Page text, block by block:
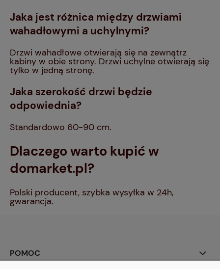
Jaka jest różnica między drzwiami
wahadłowymi a uchylnymi?
Drzwi wahadłowe otwierają się na zewnątrz
kabiny w obie strony. Drzwi uchylne otwierają się
tylko w jedną stronę.
Jaka szerokość drzwi będzie
odpowiednia?
Standardowo 60-90 cm.
Dlaczego warto kupić w
domarket.pl?
Polski producent, szybka wysyłka w 24h,
gwarancja.
POMOC